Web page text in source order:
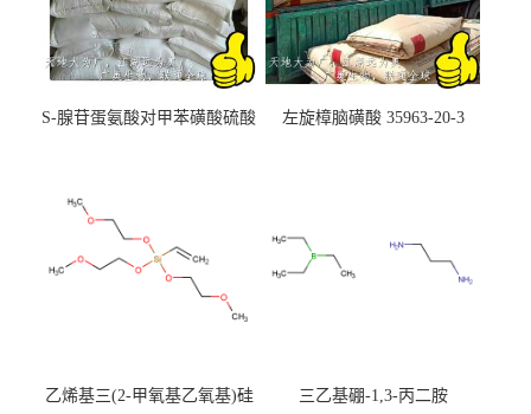
S-腺苷蛋氨酸对甲苯磺酸硫酸
左旋樟脑磺酸 35963-20-3
乙烯基三(2-甲氧基乙氧基)硅 三乙基硼-1,3-丙二胺